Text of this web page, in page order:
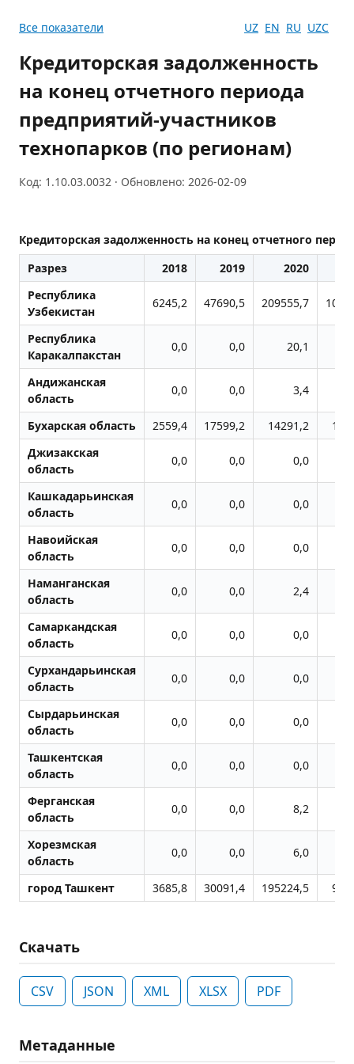
Все показатели UZ EN RU UZC
Кредиторская задолженность
на конец отчетного периода
предприятий-участников
технопарков (по регионам)
Код: 1.10.03.0032 · Обновлено: 2026-02-09
Кредиторская задолженность на конец отчетного
Разрез
2018 2019 2020
Республика
Узбекистан
6245,2 47690,5 209555,7
Республика
Каракалпакстан
0,0 0,0 20,1
Андижанская
область
0,0 0,0 3,4
Бухарская область 2559,4 17599,2 14291,2
Джизакская
область
0,0 0,0 0,0
Кашкадарьинская
область
0,0 0,0 0,0
Навоийская
область
0,0 0,0 0,0
Наманганская
область
0,0 0,0 2,4
Самаркандская
область
0,0 0,0 0,0
Сурхандарьинская
область
0,0 0,0 0,0
Сырдарьинская
область
0,0 0,0 0,0
Ташкентская
область
0,0 0,0 0,0
Ферганская
область
0,0 0,0 8,2
Хорезмская
область
0,0 0,0 6,0
город Ташкент 3685,8 30091,4 195224,5
Скачать
CSV JSON XML XLSX PDF
Метаданные